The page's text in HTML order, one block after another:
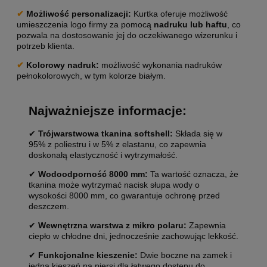
✔ Możliwość personalizacji: Kurtka oferuje możliwość
umieszczenia logo firmy za pomocą nadruku lub haftu , co
pozwala na dostosowanie jej do oczekiwanego wizerunku i
potrzeb klienta.
✔ Kolorowy nadruk: możliwość wykonania nadruków
pełnokolorowych, w tym kolorze białym.
Najważniejsze informacje:
✔ Trójwarstwowa tkanina softshell: Składa się w
95% z poliestru i w 5% z elastanu, co zapewnia
doskonałą elastyczność i wytrzymałość.
✔ Wodoodporność 8000 mm: Ta wartość oznacza, że
tkanina może wytrzymać nacisk słupa wody o
wysokości 8000 mm, co gwarantuje ochronę przed
deszczem.
✔ Wewnętrzna warstwa z mikro polaru: Zapewnia
ciepło w chłodne dni, jednocześnie zachowując lekkość.
✔ Funkcjonalne kieszenie: Dwie boczne na zamek i